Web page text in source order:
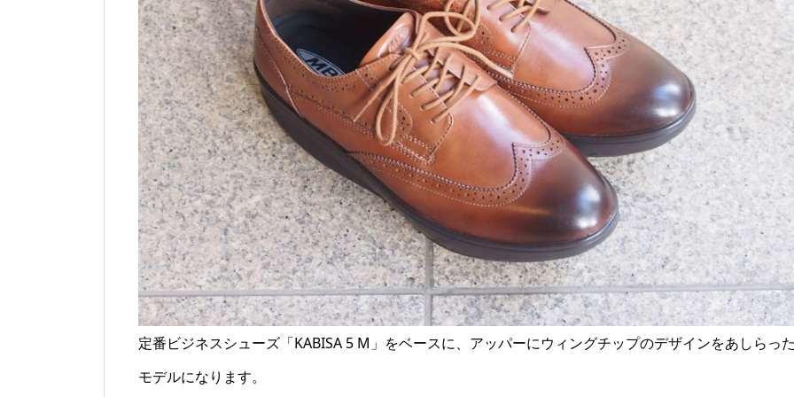
定番ビジネスシューズ「KABISA 5 M」をベースに、アッパーにウィングチップのデザインをあしらっ
モデルになります。